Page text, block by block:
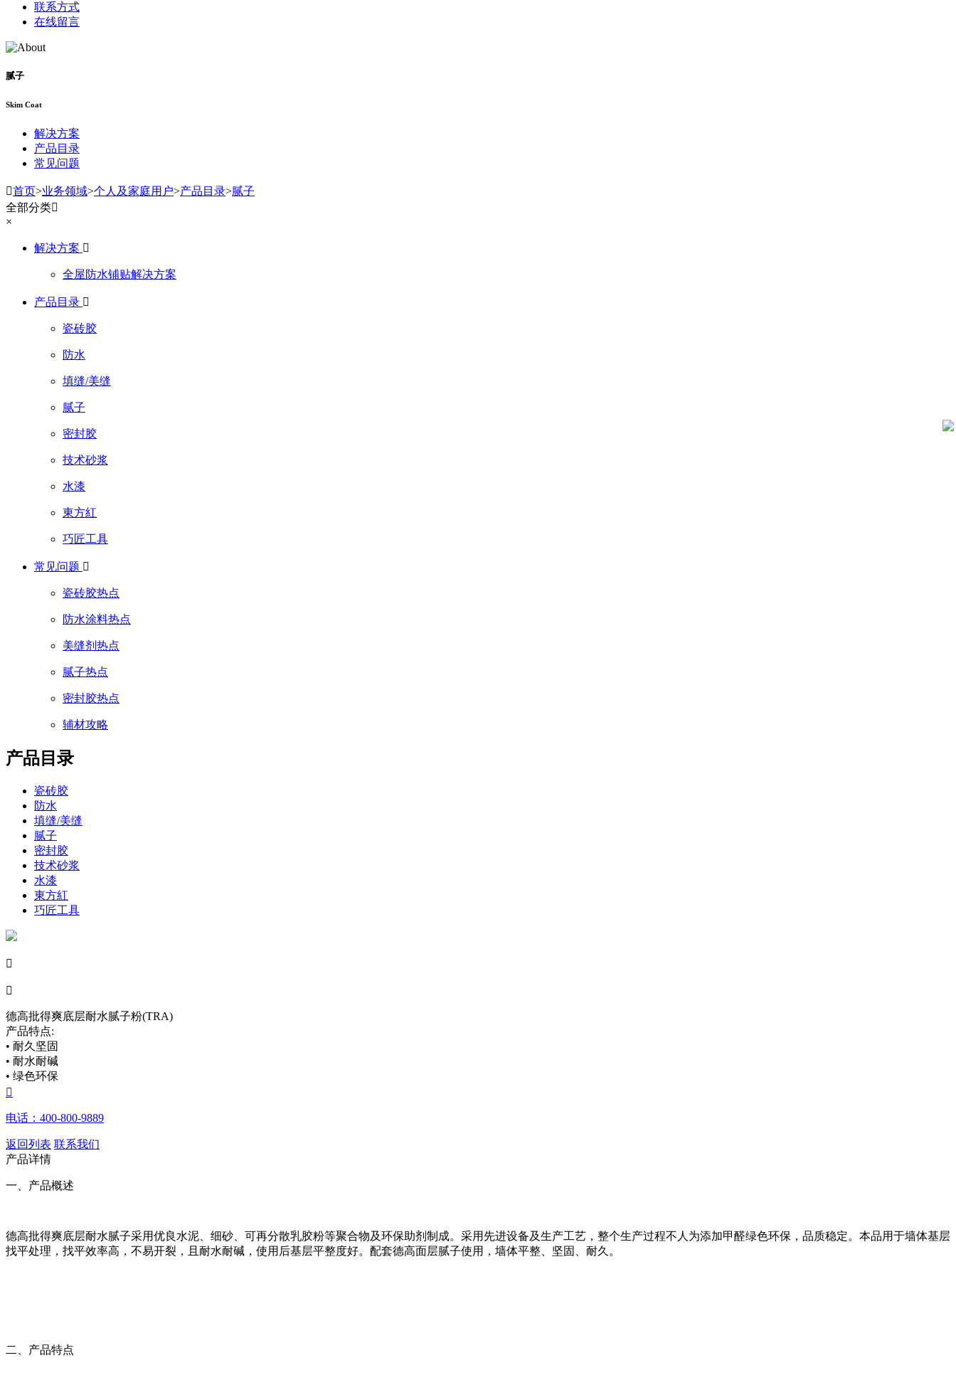
联系方式
在线留言
腻子
Skim Coat
解决方案
产品目录
常见问题
首页>业务领域>个人及家庭用户>产品目录>腻子
全部分类
×
解决方案 
全屋防水铺贴解决方案
产品目录 
瓷砖胶
防水
填缝/美缝
腻子
密封胶
技术砂浆
水漆
東方紅
巧匠工具
常见问题 
瓷砖胶热点
防水涂料热点
美缝剂热点
腻子热点
密封胶热点
辅材攻略
产品目录
瓷砖胶
防水
填缝/美缝
腻子
密封胶
技术砂浆
水漆
東方紅
巧匠工具


德高批得爽底层耐水腻子粉(TRA)
产品特点:
• 耐久坚固
• 耐水耐碱
• 绿色环保

电话：400-800-9889
返回列表 联系我们
产品详情
一、产品概述
德高批得爽底层耐水腻子采用优良水泥、细砂、可再分散乳胶粉等聚合物及环保助剂制成。采用先进设备及生产工艺，整个生产过程不人为添加甲醛绿色环保，品质稳定。本品用于墙体基层
找平处理，找平效率高，不易开裂，且耐水耐碱，使用后基层平整度好。配套德高面层腻子使用，墙体平整、坚固、耐久。
二、产品特点